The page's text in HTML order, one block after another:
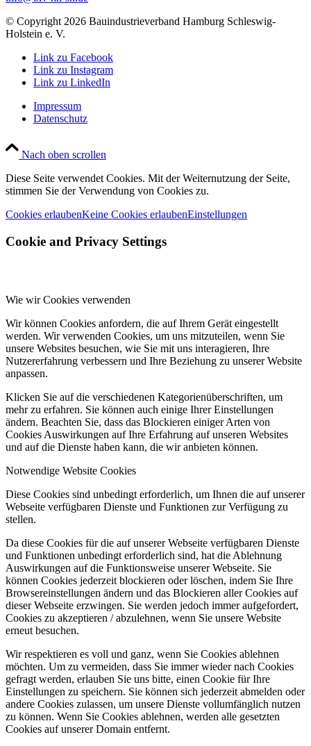
© Copyright 2026 Bauindustrieverband Hamburg Schleswig-
Holstein e. V.
Link zu Facebook
Link zu Instagram
Link zu LinkedIn
Impressum
Datenschutz
Nach oben scrollen
Diese Seite verwendet Cookies. Mit der Weiternutzung der Seite,
stimmen Sie der Verwendung von Cookies zu.
Cookies erlaubenKeine Cookies erlaubenEinstellungen
Cookie and Privacy Settings
Wie wir Cookies verwenden
Wir können Cookies anfordern, die auf Ihrem Gerät eingestellt
werden. Wir verwenden Cookies, um uns mitzuteilen, wenn Sie
unsere Websites besuchen, wie Sie mit uns interagieren, Ihre
Nutzererfahrung verbessern und Ihre Beziehung zu unserer Website
anpassen.
Klicken Sie auf die verschiedenen Kategorienüberschriften, um
mehr zu erfahren. Sie können auch einige Ihrer Einstellungen
ändern. Beachten Sie, dass das Blockieren einiger Arten von
Cookies Auswirkungen auf Ihre Erfahrung auf unseren Websites
und auf die Dienste haben kann, die wir anbieten können.
Notwendige Website Cookies
Diese Cookies sind unbedingt erforderlich, um Ihnen die auf unserer
Webseite verfügbaren Dienste und Funktionen zur Verfügung zu
stellen.
Da diese Cookies für die auf unserer Webseite verfügbaren Dienste
und Funktionen unbedingt erforderlich sind, hat die Ablehnung
Auswirkungen auf die Funktionsweise unserer Webseite. Sie
können Cookies jederzeit blockieren oder löschen, indem Sie Ihre
Browsereinstellungen ändern und das Blockieren aller Cookies auf
dieser Webseite erzwingen. Sie werden jedoch immer aufgefordert,
Cookies zu akzeptieren / abzulehnen, wenn Sie unsere Website
erneut besuchen.
Wir respektieren es voll und ganz, wenn Sie Cookies ablehnen
möchten. Um zu vermeiden, dass Sie immer wieder nach Cookies
gefragt werden, erlauben Sie uns bitte, einen Cookie für Ihre
Einstellungen zu speichern. Sie können sich jederzeit abmelden oder
andere Cookies zulassen, um unsere Dienste vollumfänglich nutzen
zu können. Wenn Sie Cookies ablehnen, werden alle gesetzten
Cookies auf unserer Domain entfernt.